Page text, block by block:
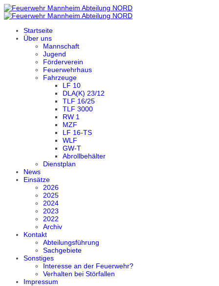
Startseite
Über uns
Mannschaft
Jugend
Förderverein
Feuerwehrhaus
Fahrzeuge
LF 10
DLA(K) 23/12
TLF 16/25
TLF 3000
RW 1
MZF
LF 16-TS
WLF
GW-T
Abrollbehälter
Dienstplan
News
Einsätze
2026
2025
2024
2023
2022
Archiv
Kontakt
Abteilungsführung
Sachgebiete
Sonstiges
Interesse an der Feuerwehr?
Verhalten bei Störfallen
Impressum